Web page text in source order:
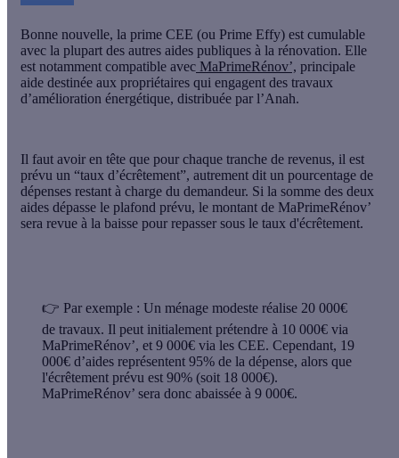
Bonne nouvelle, la prime CEE (ou Prime Effy) est cumulable
avec la plupart des autres aides publiques à la rénovation. Elle
est notamment compatible avec MaPrimeRénov’, principale
aide destinée aux propriétaires qui engagent des travaux
d’amélioration énergétique, distribuée par l’Anah.
Il faut avoir en tête que pour chaque tranche de revenus, il est
prévu un “taux d’écrêtement”, autrement dit un pourcentage de
dépenses restant à charge du demandeur. Si la somme des deux
aides dépasse le plafond prévu, le montant de MaPrimeRénov’
sera revue à la baisse pour repasser sous le taux d'écrêtement.
👉 Par exemple : Un ménage modeste réalise 20 000€
de travaux. Il peut initialement prétendre à 10 000€ via
MaPrimeRénov’, et 9 000€ via les CEE. Cependant, 19
000€ d’aides représentent 95% de la dépense, alors que
l'écrêtement prévu est 90% (soit 18 000€).
MaPrimeRénov’ sera donc abaissée à 9 000€.